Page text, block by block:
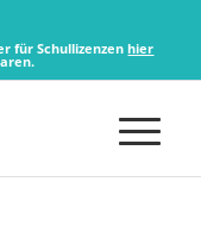
für Schullizenzenhier